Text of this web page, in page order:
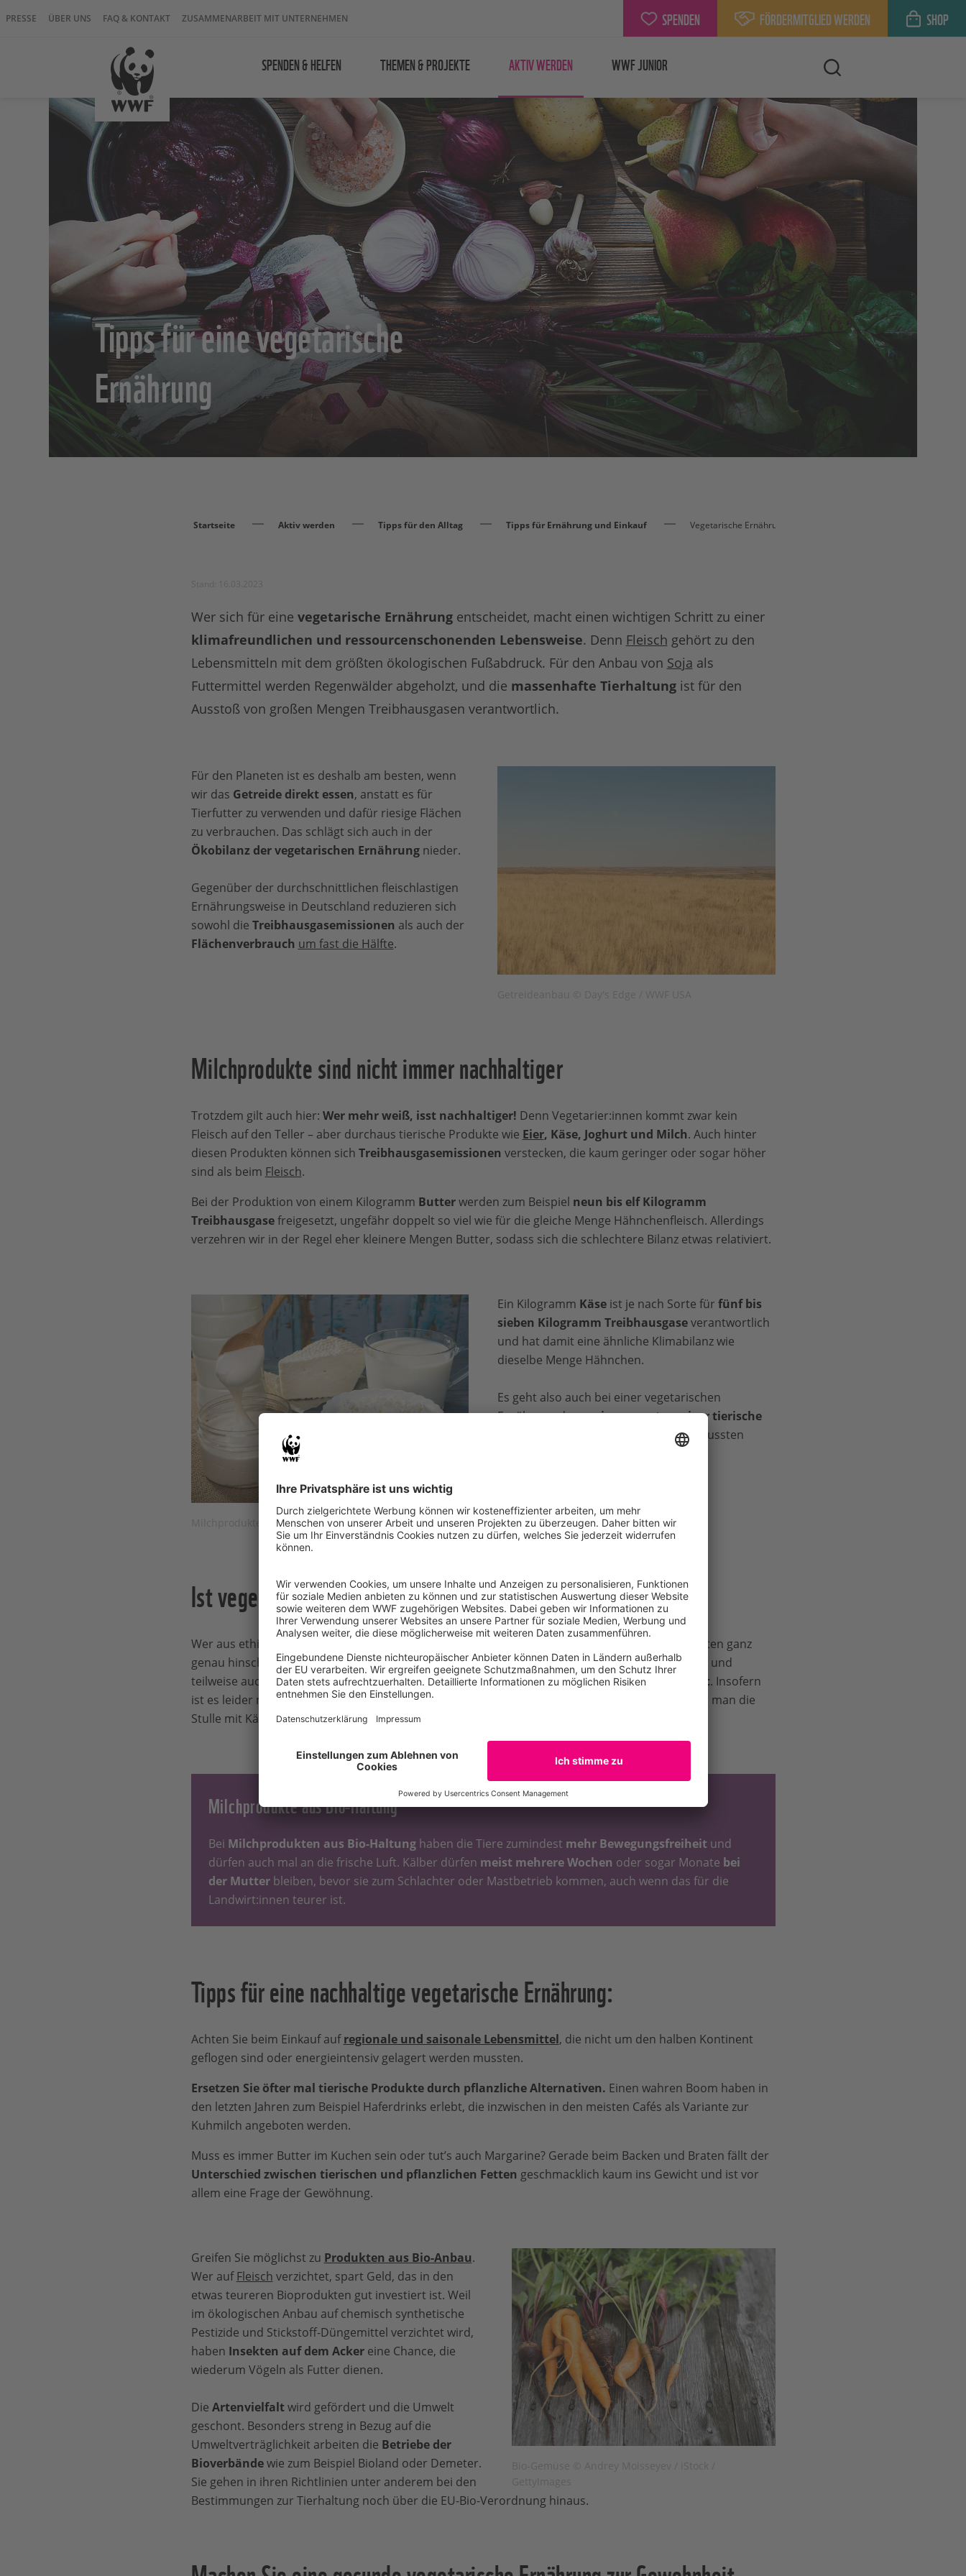
PRESSE ÜBER UNS FAQ & KONTAKT ZUSAMMENARBEIT MIT UNTERNEHMEN SPENDEN FÖRDERMITGLIED WERDEN SHOP
SPENDEN & HELFEN THEMEN & PROJEKTE AKTIV WERDEN WWF JUNIOR
Tipps für eine vegetarische
Ernährung
Startseite Aktiv werden Tipps für den Alltag Tipps für Ernährung und Einkauf Vegetarische Ernährung
Wer sich für eine vegetarische Ernährungentscheidet, macht einen wichtigen Schritt zu einer
klimafreundlichen und ressourcenschonenden Lebensweise. Denn Fleisch gehört zu den
Lebensmitteln mit dem größten ökologischen Fußabdruck. Für den Anbau von Soja als
Futtermittel werden Regenwälder abgeholzt, und die massenhafte Tierhaltungist für den
Ausstoß von großen Mengen Treibhausgasen verantwortlich.
Für den Planeten ist es deshalb am besten, wenn
wir das Getreide direkt essen, anstatt es für
Tierfutter zu verwenden und dafür riesige Flächen
zu verbrauchen. Das schlägt sich auch in der
Ökobilanz der vegetarischen Ernährungnieder.
Gegenüber der durchschnittlichen fleischlastigen
Ernährungsweise in Deutschland reduzieren sich
sowohl die Treibhausgasemissionen als auch der
Flächenverbrauch um fast die Hälfte.
Milchprodukte sind nicht immer nachhaltiger
Trotzdem gilt auch hier: Wer mehr weiß, isst nachhaltiger! Denn Vegetarier:innen kommt zwar kein
Fleisch auf den Teller – aber durchaus tierische Produkte wie Eier, Käse, Joghurt und Milch. Auch hinter
diesen Produkten können sich Treibhausgasemissionen verstecken, die kaum geringer oder sogar höher
sind als beim Fleisch.
Bei der Produktion von einem Kilogramm Butterwerden zum Beispiel neun bis elf Kilogramm
Treibhausgasefreigesetzt, ungefähr doppelt so viel wie für die gleiche Menge Hähnchenfleisch. Allerdings
verzehren wir in der Regel eher kleinere Mengen Butter, sodass sich die schlechtere Bilanz etwas relativiert.
Milchprodukte © Okssi68 / iStock / Getty Images Plus
Ein Kilogramm Käse ist je nach Sorte für fünf bis
sieben Kilogramm Treibhausgaseverantwortlich
und hat damit eine ähnliche Klimabilanz wie
dieselbe Menge Hähnchen.
Es geht also auch bei einer vegetarischen
Ernährung darum,insgesamt weniger tierische
zu essen und sich einen bewussten
Ist vegetarisch besser fürs Tier?
Wer aus ethischen Gründen kein mehr essen will, sollte auch bei
und Milchprodukten ganz
genau hinschauen. DennMilch kann nur produziert werden, wenn es Kälber gibt. Männliche und
teilweise auch weibliche Kälber werden aber nur wenige Wochen nach der Geburtgeschlachtet. Insofern
ist es leider meist eine Illusion, dass man nicht für den Tod eines Tieres verantwortlich ist, wenn man die
Stulle mit Käse statt mit Salami belegt.
Milchprodukte aus Bio-Haltung
Bei Milchprodukten aus Bio-Haltunghaben die Tiere zumindest mehr Bewegungsfreiheitund
dürfen auch mal an die frische Luft. Kälber dürfen meist mehrere Wochen oder sogar Monate bei
der Mutterbleiben, bevor sie zum Schlachter oder Mastbetrieb kommen, auch wenn das für die
Landwirt:innen teurer ist.
Tipps für eine nachhaltige vegetarische Ernährung:
Achten Sie beim Einkauf aufregionale und saisonale Lebensmittel, die nicht um den halben Kontinent
geflogen sind oder energieintensiv gelagert werden mussten.
Ersetzen Sie öfter mal tierische Produkte durch pflanzliche Alternativen. Einen wahren Boom haben in
den letzten Jahren zum Beispiel Haferdrinks erlebt, die inzwischen in den meisten Cafés als Variante zur
Kuhmilch angeboten werden.
Muss es immer Butter im Kuchen sein oder tut’s auch Margarine? Gerade beim Backen und Braten fällt der
Unterschied zwischen tierischen und pflanzlichen Fetten geschmacklich kaum ins Gewicht und ist vor
allem eine Frage der Gewöhnung.
Greifen Sie möglichst zu Produkten aus Bio-Anbau.
Wer aufFleisch verzichtet, spart Geld, das in den
etwas teureren Bioprodukten gut investiert ist. Weil
im ökologischen Anbau auf chemisch synthetische
Pestizide und Stickstoff-Düngemittel verzichtet wird,
haben Insekten auf dem Ackereine Chance, die
wiederum Vögeln als Futter dienen.
Die Artenvielfaltwird gefördert und die Umwelt
geschont. Besonders streng in Bezug auf die
Umweltverträglichkeit arbeiten die Betriebe der
Bioverbändewie zum Beispiel Bioland oder Demeter.
Sie gehen in ihren Richtlinien unter anderem bei den
Bestimmungen zur Tierhaltung noch über die EU-Bio-Verordnung hinaus.